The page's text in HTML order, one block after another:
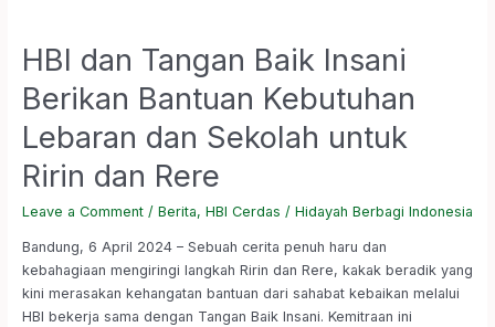
HBI dan Tangan Baik Insani
Berikan Bantuan Kebutuhan
Lebaran dan Sekolah untuk
Ririn dan Rere
Leave a Comment / Berita, HBI Cerdas / Hidayah Berbagi Indonesia
Bandung, 6 April 2024 – Sebuah cerita penuh haru dan
kebahagiaan mengiringi langkah Ririn dan Rere, kakak beradik yang
kini merasakan kehangatan bantuan dari sahabat kebaikan melalui
HBI bekerja sama dengan Tangan Baik Insani. Kemitraan ini